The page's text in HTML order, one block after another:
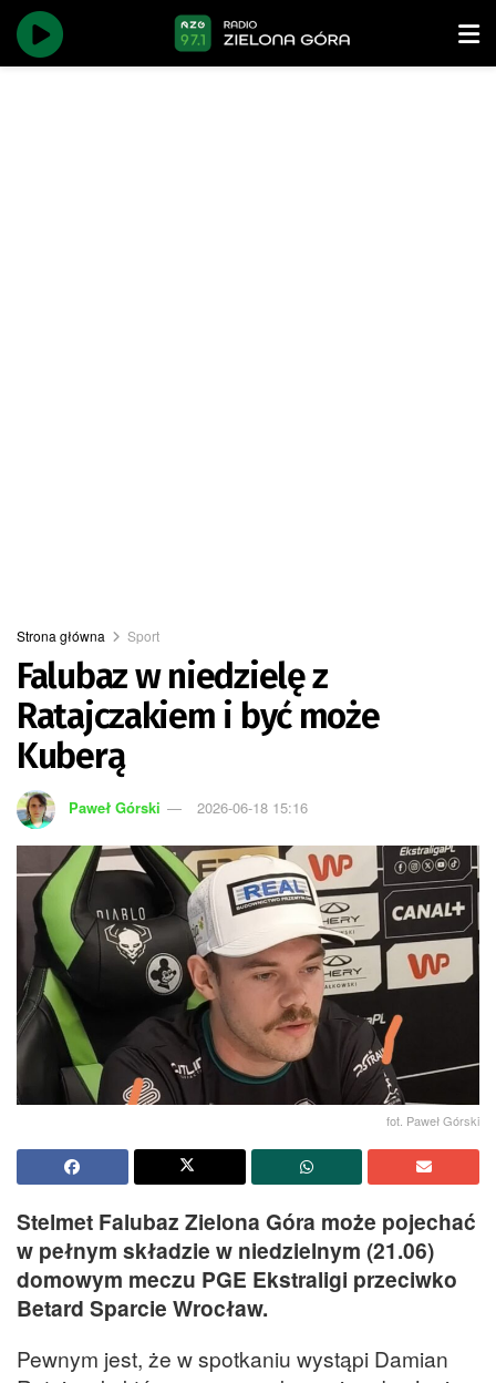
Strona główna Sport
Falubaz w niedzielę z
Ratajczakiem i być może
Kuberą
Paweł Górski 2026-06-18 15:16
fot. Paweł Górski
Stelmet Falubaz Zielona Góra może pojechać
w pełnym składzie w niedzielnym (21.06)
domowym meczu PGE Ekstraligi przeciwko
Betard Sparcie Wrocław.
Pewnym jest, że w spotkaniu wystąpi Damian